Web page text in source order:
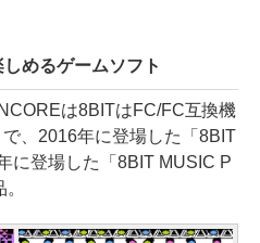
めるゲームソフト
は8BITはFC/FC互換機
、2016年に登場した「8BIT
に登場した「8BIT MUSIC P